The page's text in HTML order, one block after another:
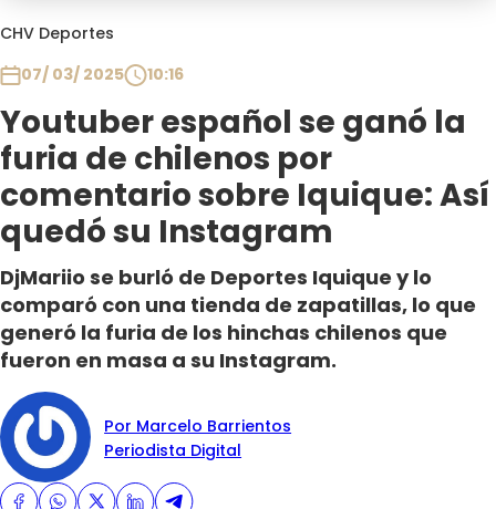
CHV Deportes
07/ 03/ 2025
10:16
Youtuber español se ganó la
furia de chilenos por
comentario sobre Iquique: Así
quedó su Instagram
DjMariio se burló de Deportes Iquique y lo
comparó con una tienda de zapatillas, lo que
generó la furia de los hinchas chilenos que
fueron en masa a su Instagram.
Por Marcelo Barrientos
Periodista Digital
Programas
Club De La Comedia
Contigo en Directo
Plan Perfecto
El Tiempo
Sabingo
Todos Los Programas